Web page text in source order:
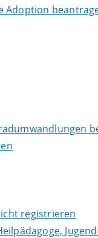
Adoption
registrieren